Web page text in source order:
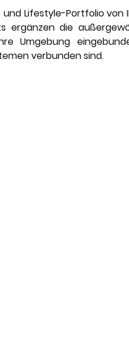
und Lifestyle-Portfolio
ergänzen die
Umgebung
verbunden sind.